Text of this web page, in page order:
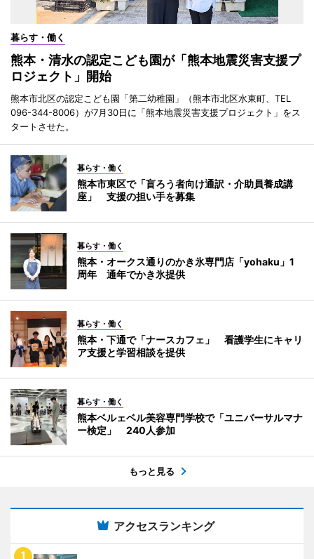
暮らす・働く
熊本・清水の認定こども園が「熊本地震災害支援プ
ロジェクト」開始
熊本市北区の認定こども園「第二幼稚園」（熊本市北区水東町、TEL
096-344-8006）が7月30日に「熊本地震災害支援プロジェクト」をス
タートさせた。
暮らす・働く
熊本市東区で「盲ろう者向け通訳・介助員養成講
座」 支援の担い手を募集
暮らす・働く
熊本・オークス通りのかき氷専門店「yohaku」1
周年 通年でかき氷提供
暮らす・働く
熊本・下通で「ナースカフェ」 看護学生にキャリ
ア支援と学習相談を提供
暮らす・働く
熊本ベルェベル美容専門学校で「ユニバーサルマナ
ー検定」 240人参加
もっと見る
アクセスランキング